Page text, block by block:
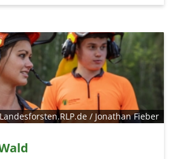
/ Jonathan Fieber